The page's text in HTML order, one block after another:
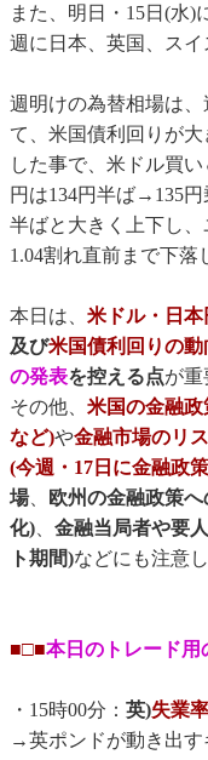
また、明日・15日(水)
週に日本、英国、スイ
週明けの為替相場は
て、米国債利回りが
した事で、米ドル買
円は134円半ば→135
半ばと大きく上下し
1.04割れ直前まで下落
本日は、 米ドル・日
及び米国債利回りの動
の発表を控える点が重
その他、 米国の金融
など)や金融市場のリ
(今週・17日に金融政
場、
欧州の金融政策
化)、 金融当局者や要
ト期間)などにも注意し
■□■本日のトレード用
・15時00分： 英)失業率
→英ポンドが動き出す